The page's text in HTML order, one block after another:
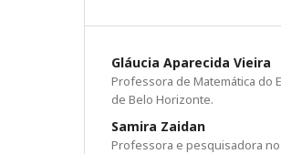
Gláucia Aparecida Vieira
Professora de Matemática do
de Belo Horizonte.
Samira Zaidan
Professora e pesquisadora